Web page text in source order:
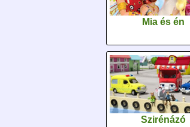
Mia és én
Szirénázó